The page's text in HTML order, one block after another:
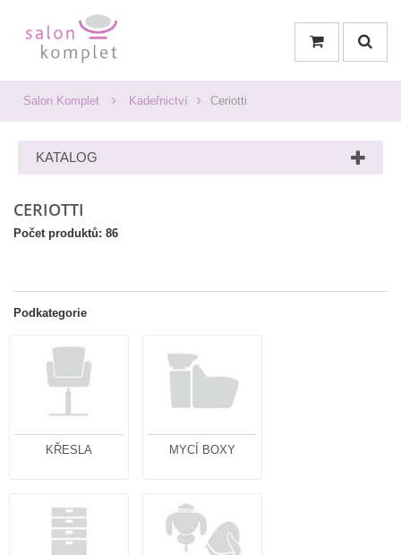
Salon Komplet Kadeřnictví Ceriotti
KATALOG
CERIOTTI
Počet produktů: 86
Podkategorie
KŘESLA MYCÍ BOXY